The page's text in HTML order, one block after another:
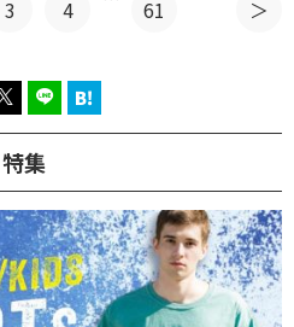
3 4 61
特集